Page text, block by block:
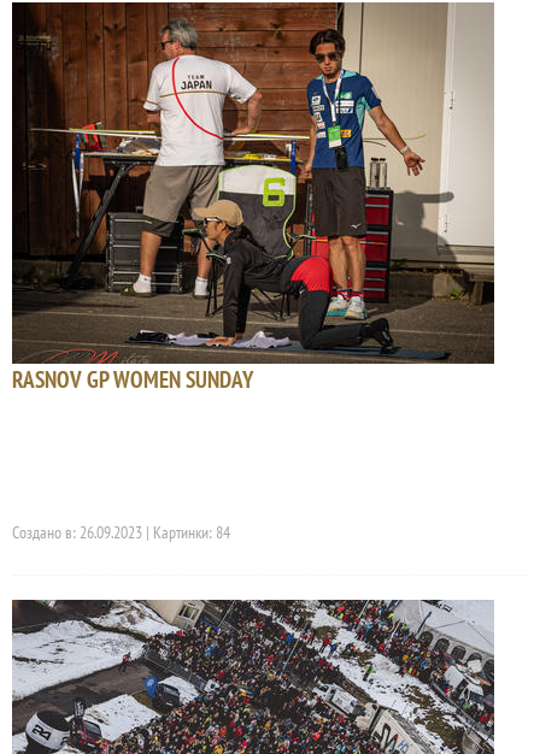
RASNOV GP WOMEN SUNDAY
Создано в: 26.09.2023 | Картинки: 84